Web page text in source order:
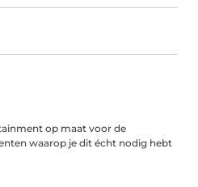
op maat voor de
waarop je dit écht nodig hebt